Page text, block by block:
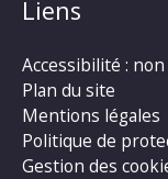
Liens
Accessibilité :
Plan du site
Mentions légales
Politique de
Gestion des